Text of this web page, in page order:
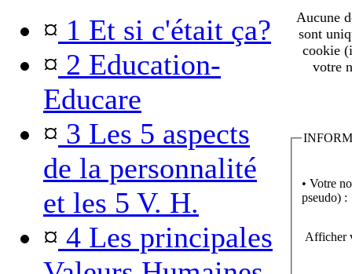
¤ 1 Et si c'était ça?
¤ 2 Education-
Educare
¤ 3 Les 5 aspects
de la personnalité
et les 5 V. H.
¤ 4 Les principales
Aucune
sont
cookie
votre
• Votre
pseudo) :
Afficher